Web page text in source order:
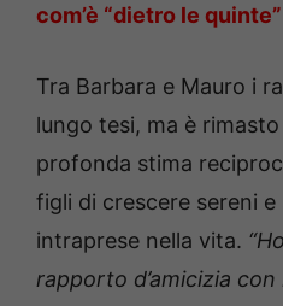
com’è “dietro le quinte”
Tra Barbara e Mauro i
lungo tesi, ma è
profonda stima
figli di crescere sereni
intraprese nella vita.
rapporto d’amicizia